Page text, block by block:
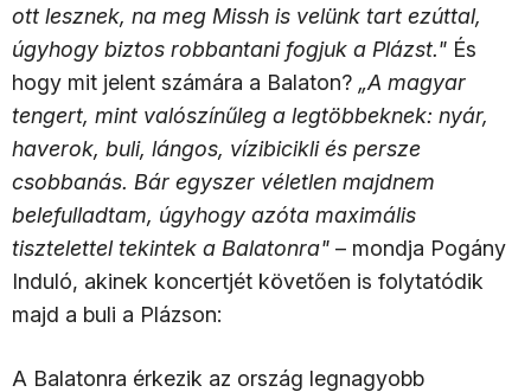
ott lesznek, na meg Missh is velünk tart ezúttal,
úgyhogy biztos robbantani fogjuk a Plázst." És
hogy mit jelent számára a Balaton? „A magyar
tengert, mint valószínűleg a legtöbbeknek: nyár,
haverok, buli, lángos, vízibicikli és persze
csobbanás. Bár egyszer véletlen majdnem
belefulladtam, úgyhogy azóta maximális
tisztelettel tekintek a Balatonra" – mondja Pogány
Induló, akinek koncertjét követően is folytatódik
majd a buli a Plázson:
A Balatonra érkezik az ország legnagyobb